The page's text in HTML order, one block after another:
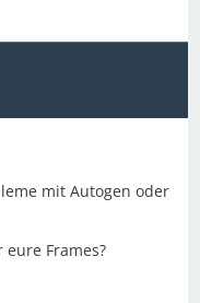
mit Autogen oder
Frames?